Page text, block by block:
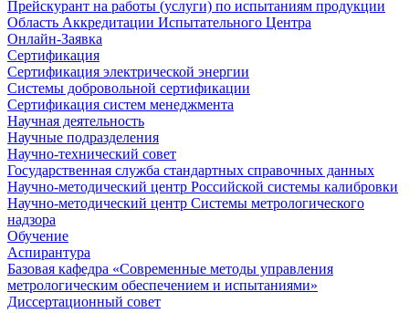
Прейскурант на работы (услуги) по испытаниям продукции
Область Аккредитации Испытательного Центра
Онлайн-Заявка
Сертификация
Сертификация электрической энергии
Системы добровольной сертификации
Сертификация систем менеджмента
Научная деятельность
Научные подразделения
Научно-технический совет
Государственная служба стандартных справочных данных
Научно-методический центр Российской системы калибровки
Научно-методический центр Системы метрологического
надзора
Обучение
Аспирантура
Базовая кафедра «Современные методы управления
метрологическим обеспечением и испытаниями»
Диссертационный совет